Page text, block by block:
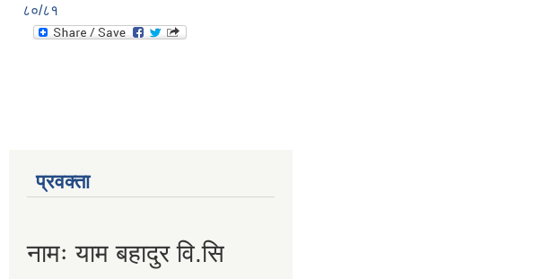
८०/८१
प्रवक्ता
नामः याम बहादुर वि.सि